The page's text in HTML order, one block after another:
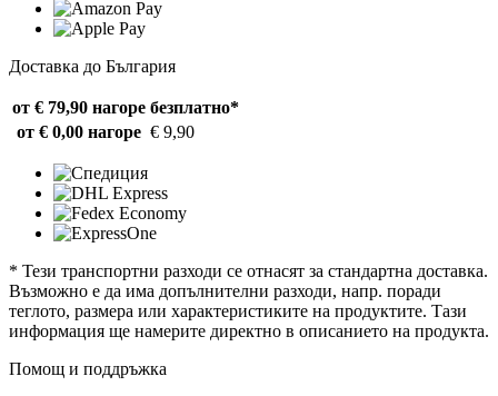
Доставка до България
от € 79,90 нагоре безплатно*
от € 0,00 нагоре € 9,90
* Тези транспортни разходи се отнасят за стандартна доставка.
Възможно е да има допълнителни разходи, напр. поради
теглото, размера или характеристиките на продуктите. Тази
информация ще намерите директно в описанието на продукта.
Помощ и поддръжка